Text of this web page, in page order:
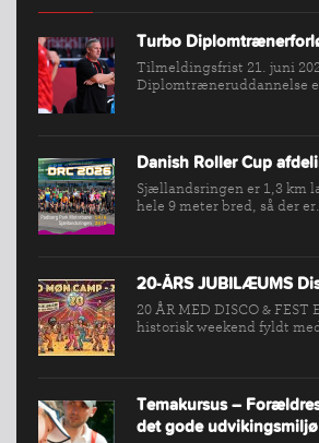
BREDDEPULJE
NYHEDER
FIND
KLUB
FORBUNDET
VÆRKTØJSKASSEN
Turbo
Tilmeldingsfrist 21. juni
Diplomtræneruddannelse
Danish Roller Cup
Sjællandsringen er 1,3 km
hele 9 meter bred, så der
20-ÅRS JUBILÆUMS
20 ÅR MED DISCO & FEST
historisk weekend fyldt
Temakursus –
det gode udvikingsmiljø